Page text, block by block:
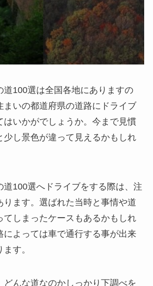
道100選は全国各地にありますの
まいの都道府県の道路にドライブ
はいかがでしょうか。今まで見慣
少し景色が違って見えるかもしれ
道100選へドライブをする際は、注
ります。選ばれた当時と事情や道
てしまったケースもあるかもしれ
によっては車で通行する事が出来
す。
どんな道なのかしっかり下調べを